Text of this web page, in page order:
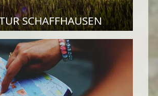
SCHAFFHAUSEN